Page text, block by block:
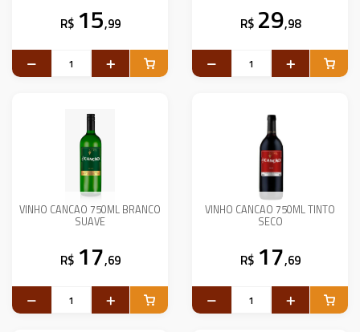
R$ 15,99 R$ 29,98
VINHO CANCAO 750ML BRANCO
SUAVE
R$ 17,69
VINHO CANCAO 750ML TINTO
SECO
R$ 17,69